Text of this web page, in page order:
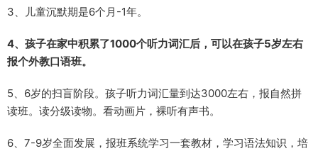
3、儿童沉默期是6个月-1年。
4、孩子在家中积累了1000个听力词汇后，可以在孩子5岁左右
报个外教口语班。
5、6岁的扫盲阶段。孩子听力词汇量到达3000左右，报自然拼
读班。读分级读物。看动画片，裸听有声书。
6、7-9岁全面发展，报班系统学习一套教材，学习语法知识，培